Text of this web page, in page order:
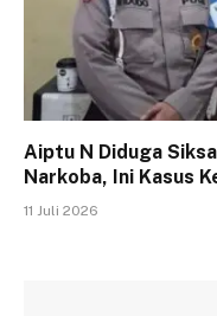
Aiptu N Diduga
Narkoba, Ini Kasus
11 Juli 2026